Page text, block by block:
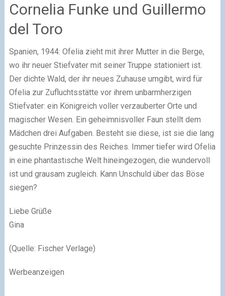
Cornelia Funke und Guillermo
del Toro
Spanien, 1944: Ofelia zieht mit ihrer Mutter in die Berge,
wo ihr neuer Stiefvater mit seiner Truppe stationiert ist.
Der dichte Wald, der ihr neues Zuhause umgibt, wird für
Ofelia zur Zufluchtsstätte vor ihrem unbarmherzigen
Stiefvater: ein Königreich voller verzauberter Orte und
magischer Wesen. Ein geheimnisvoller Faun stellt dem
Mädchen drei Aufgaben. Besteht sie diese, ist sie die lang
gesuchte Prinzessin des Reiches. Immer tiefer wird Ofelia
in eine phantastische Welt hineingezogen, die wundervoll
ist und grausam zugleich. Kann Unschuld über das Böse
siegen?
Liebe Grüße
Gina
(Quelle: Fischer Verlage)
Werbeanzeigen